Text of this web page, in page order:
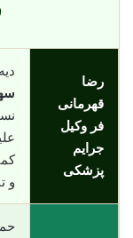
رضا
قهرمانی
فر وکیل
جرایم
پزشکی
و